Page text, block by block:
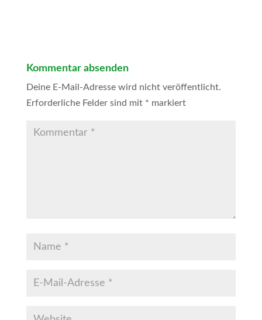
Kommentar absenden
Deine E-Mail-Adresse wird nicht veröffentlicht.
Erforderliche Felder sind mit * markiert